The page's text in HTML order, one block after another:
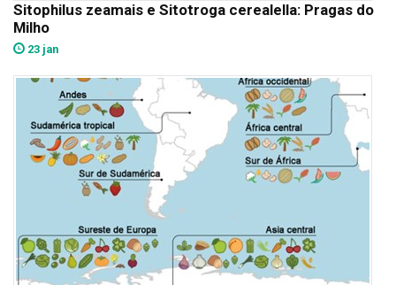
Sitophilus zeamais e Sitotroga cerealella: Pragas do
Milho
23 jan